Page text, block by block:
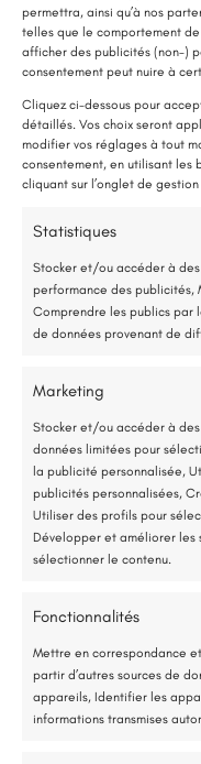
permettra, ainsi qu’à nos
telles que le comportement
afficher des publicités (non-)
consentement peut nuire à
Cliquez ci-dessous pour
détaillés. Vos choix seront
modifier vos réglages à tout
consentement, en utilisant les
cliquant sur l’onglet de
Statistiques
Stocker et/ou accéder à
performance des publicités,
Comprendre les publics par
de données provenant de
Marketing
Stocker et/ou accéder à
données limitées pour
la publicité personnalisée,
publicités personnalisées,
Utiliser des profils pour
Développer et améliorer les
sélectionner le contenu.
Fonctionnalités
Mettre en correspondance
partir d’autres sources de
appareils, Identifier les
informations transmises
d’eau
Lire plus
Tél.
LE
Une pompe à chaleur (PAC)
environ 1 kWh
Une solution
75 % de l’énergie provient
Étude
*Aides de l’État
Accompagnement
Jusqu’à